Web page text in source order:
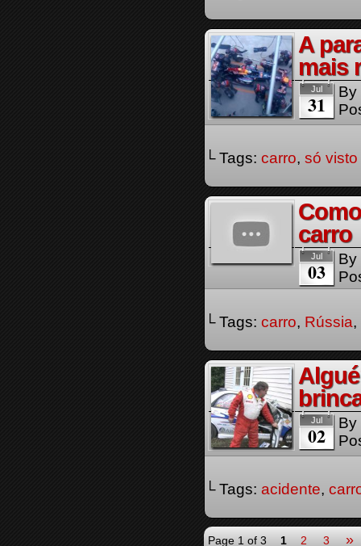
A
mais
Jul
31
By
└ Tags: carro, só visto
carro
Jul
03
By
└ Tags: carro, Rússia,
Jul
02
By
└ Tags: acidente,
Page 1 of 3 1 2 3 »